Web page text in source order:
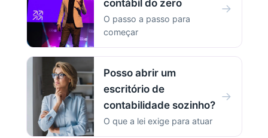
contábil do zero
O passo a passo para
começar
→
Posso abrir um
escritório de
contabilidade sozinho?
O que a lei exige para atuar
→